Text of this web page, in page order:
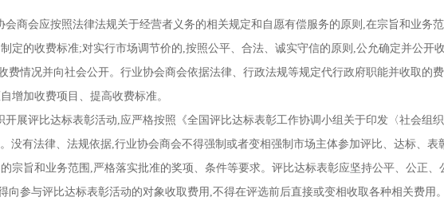
会应按照法律法规关于经营者义务的相关规定和自愿有偿服务的原则,在宗旨和业务
定的收费标准;对实行市场调节价的,按照公平、合法、诚实守信的原则,公允确定并公开
费情况并向社会公开。行业协会商会依据法律、行政法规等规定代行政府职能并收取的
增加收费项目、提高收费标准。
评比达标表彰活动,应严格按照《全国评比达标表彰工作协调小组关于印发〈社会组
没有法律、法规依据,行业协会商会不得强制或者变相强制市场主体参加评比、达标、
宗旨和业务范围,严格落实批准的奖项、条件等要求。评比达标表彰应坚持公平、公正
参与评比达标表彰活动的对象收取费用,不得在评选前后直接或变相收取各种相关费用。